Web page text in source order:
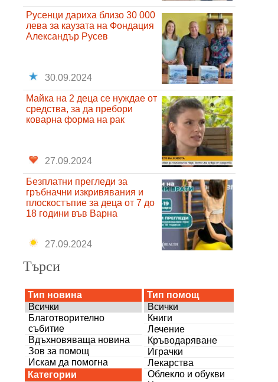
Русенци дариха близо 30 000
лева за каузата на Фондация
Александър Русев
30.09.2024
Майка на 2 деца се нуждае от
средства, за да пребори
коварна форма на рак
27.09.2024
Безплатни прегледи за
гръбначни изкривявания и
плоскостъпие за деца от 7 до
18 години във Варна
27.09.2024
Търси
Тип новина
Всички
Благотворително
събитие
Вдъхновяваща новина
Зов за помощ
Искам да помогна
Категории
Тип помощ
Всички
Книги
Лечение
Кръводаряване
Играчки
Лекарства
Облекло и обукви